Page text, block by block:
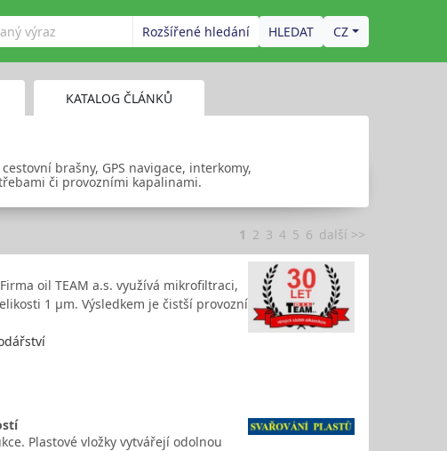
Rozšířené hledání CZ
KATALOG ČLÁNKŮ
brašny, GPS navigace, interkomy,
či provozními kapalinami.
1 2 3 4 5 6 další >>
oil TEAM a.s. využívá mikrofiltraci,
1 μm. Výsledkem je čistší provozní
Plastové vložky vytvářejí odolnou